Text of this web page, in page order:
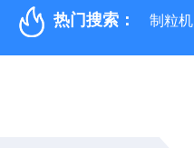
热门搜索： 制粒机